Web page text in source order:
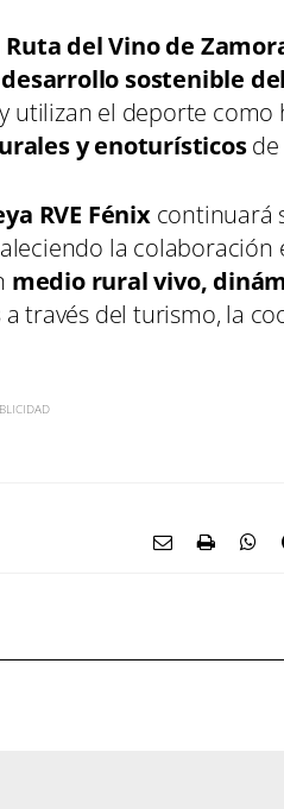
Ruta del Vino de
desarrollo sostenible
utilizan el deporte como
y enoturísticosde
RVE Fénixcontinuará
la
medio rural vivo,
a través del turismo, la